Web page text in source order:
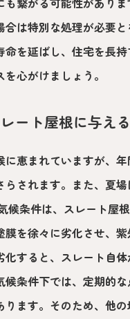
合は特別な処理が必要
命を延ばし、住宅を長
心がけましょう。
ート屋根に与え
恵まれていますが、
されます。また、夏
候条件は、スレート屋
を徐々に劣化させ、
化すると、スレート自
候条件下では、定期的
ます。そのため、他